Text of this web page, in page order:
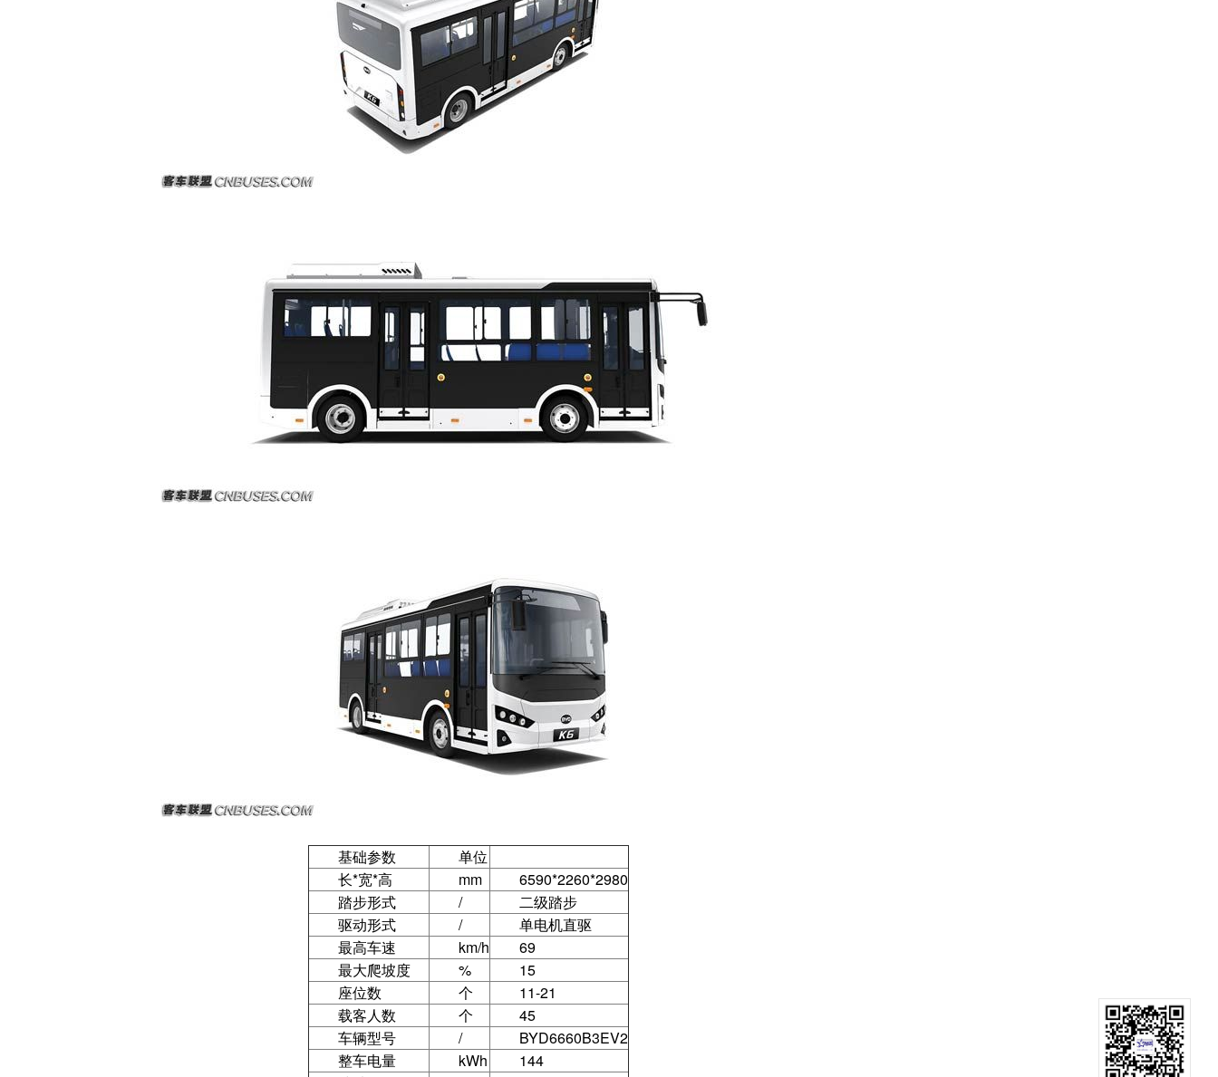
基础参数
单位
长*宽*高
mm
6590*2260*2980
踏步形式
/
二级踏步
驱动形式
/
单电机直驱
最高车速
km/h
69
最大爬坡度
%
15
座位数
个
11-21
载客人数
个
45
车辆型号
/
BYD6660B3EV2
整车电量
kWh
144